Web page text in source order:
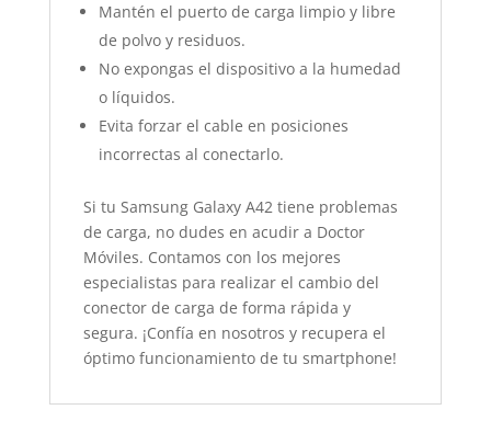
Mantén el puerto de carga limpio y libre
de polvo y residuos.
No expongas el dispositivo a la humedad
o líquidos.
Evita forzar el cable en posiciones
incorrectas al conectarlo.
Si tu Samsung Galaxy A42 tiene problemas
de carga, no dudes en acudir a Doctor
Móviles. Contamos con los mejores
especialistas para realizar el cambio del
conector de carga de forma rápida y
segura. ¡Confía en nosotros y recupera el
óptimo funcionamiento de tu smartphone!